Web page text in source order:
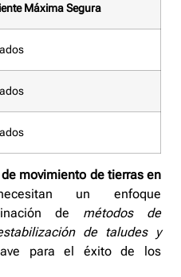
Máxima Segura
movimiento de tierras en
un enfoque
de métodos de
de taludes y
para el éxito de los